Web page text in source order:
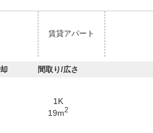
賃貸アパート
間取り/広さ
1K
19m2